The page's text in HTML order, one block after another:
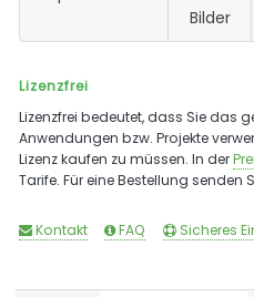
Bilder
Lizenzfrei
Lizenzfrei bedeutet, dass Sie das
Anwendungen bzw. Projekte
Lizenz kaufen zu müssen. In der
Tarife. Für eine Bestellung senden
Kontakt FAQ Sicheres